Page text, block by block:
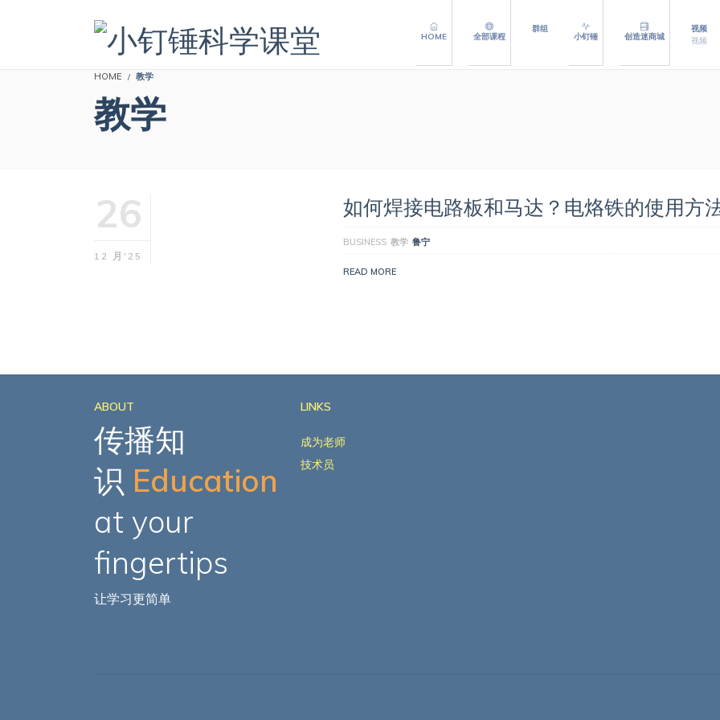
HOME 全部课程
群组
小钉锤 创造迷商城
视频
视频
HOME 教学
教学
26
12 月'25
如何焊接电路板和马达？电烙铁的使用方
BUSINESS 教学 鲁宁
READ MORE
ABOUT
传播知
识 Education
at your
fingertips
让学习更简单
LINKS
成为老师
技术员